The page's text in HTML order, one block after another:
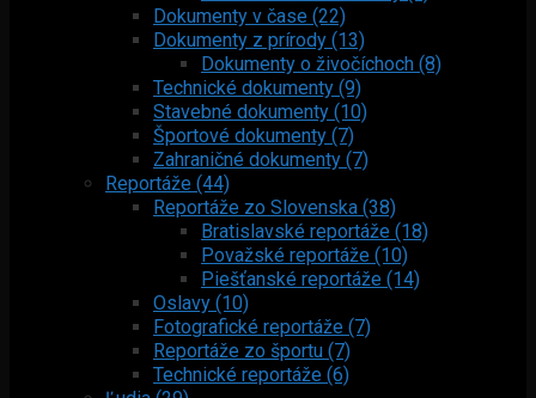
Dokumenty v čase (22)
Dokumenty z prírody (13)
Dokumenty o živočíchoch (8)
Technické dokumenty (9)
Stavebné dokumenty (10)
Športové dokumenty (7)
Zahraničné dokumenty (7)
Reportáže (44)
Reportáže zo Slovenska (38)
Bratislavské reportáže (18)
Považské reportáže (10)
Piešťanské reportáže (14)
Oslavy (10)
Fotografické reportáže (7)
Reportáže zo športu (7)
Technické reportáže (6)